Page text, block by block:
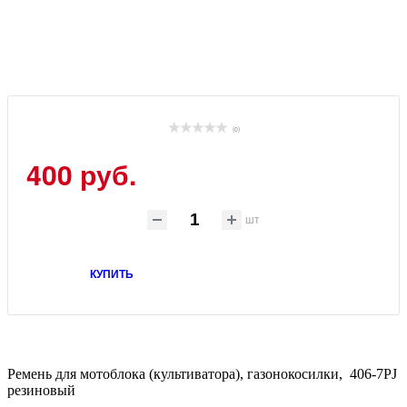
(0)
400 руб.
шт
КУПИТЬ
Ремень для мотоблока (культиватора), газонокосилки, 406-7PJ
резиновый